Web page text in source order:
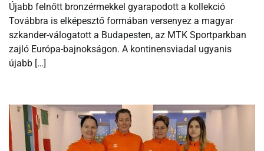
Újabb felnőtt bronzérmekkel gyarapodott a kollekció
Továbbra is elképesztő formában versenyez a magyar
szkander-válogatott a Budapesten, az MTK Sportparkban
zajló Európa-bajnokságon. A kontinensviadal ugyanis
újabb […]